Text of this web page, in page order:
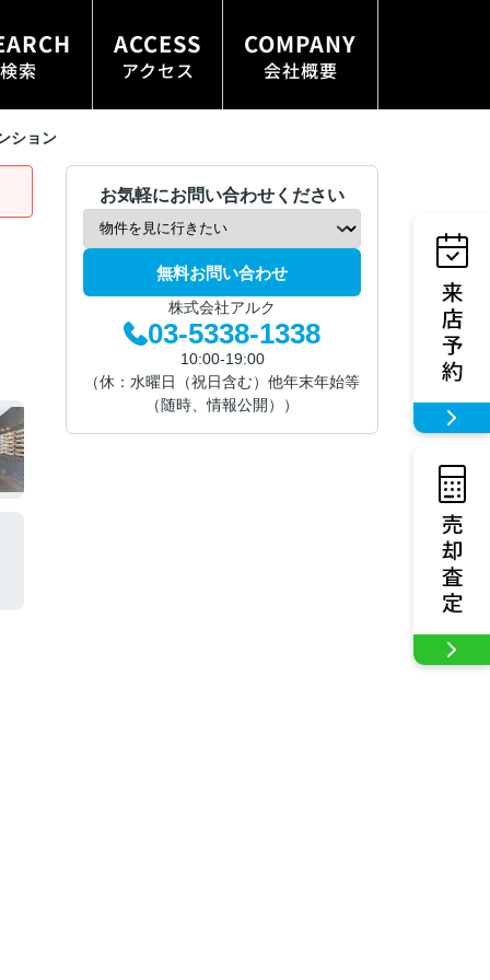
索
ACCESS
アクセス
COMPANY
会社概要
ション
お気軽にお問い合わせください
無料お問い合わせ
株式会社アルク
03-5338-1338
10:00-19:00
（休：水曜日（祝日含む）他年末年始等
（随時、情報公開））